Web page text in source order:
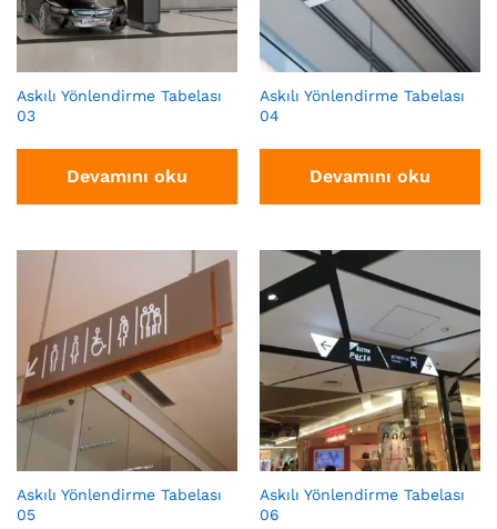
Askılı Yönlendirme Tabelası
03
Devamını oku
Askılı Yönlendirme Tabelası
04
Devamını oku
Askılı Yönlendirme Tabelası
05
Askılı Yönlendirme Tabelası
06